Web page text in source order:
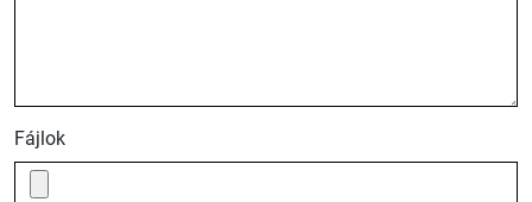
Fájlok